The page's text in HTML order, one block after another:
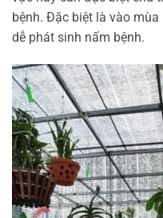
bệnh. Đặc biệt là vào
dễ phát sinh nấm bệnh.